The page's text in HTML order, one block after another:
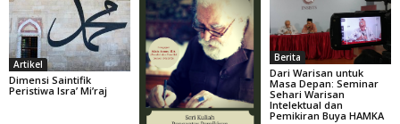
Artikel
Dimensi Saintifik
Peristiwa Isra’ Mi’raj
Berita
Dari Warisan untuk
Masa Depan: Seminar
Sehari Warisan
Intelektual dan
Pemikiran Buya HAMKA